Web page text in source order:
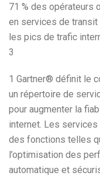
71 % des opérateurs
en services de transit
les pics de trafic
3
1 Gartner® définit le
un répertoire de
pour augmenter la
internet. Les services
des fonctions telles
l’optimisation des
automatique et